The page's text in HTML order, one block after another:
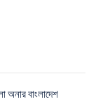
বাংলাদেশ